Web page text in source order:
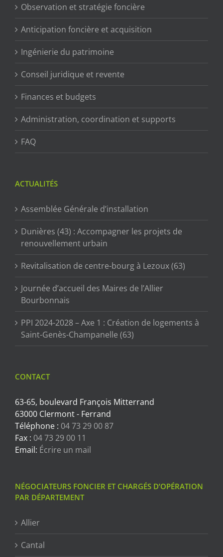
Observation et stratégie foncière
Anticipation foncière et acquisition
Ingénierie du patrimoine
Conseil juridique et revente
Finances et budgets
Administration, coordination et supports
FAQ
ACTUALITÉS
Assemblée Générale d’installation
Dunières (43) : Accompagner les projets de
renouvellement urbain
Revitalisation de centre-bourg à Lezoux (63)
Journée d’accueil des Maires de l’Allier
Bourbonnais
PPI 2024-2028 – Axe 1 : Création de logements à
Saint-Genès-Champanelle (63)
CONTACT
63-65, boulevard François Mitterrand
63000 Clermont - Ferrand
Téléphone : 04 73 29 00 87
Fax : 04 73 29 00 11
Email: Écrire un mail
NÉGOCIATEURS FONCIER ET CHARGÉS D’OPÉRATION
PAR DÉPARTEMENT
Allier
Cantal